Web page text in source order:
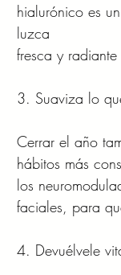
hialurónico es
luzca
fresca y
3. Suaviza lo
Cerrar el año
hábitos más
los
faciales, para
4. Devuélvele